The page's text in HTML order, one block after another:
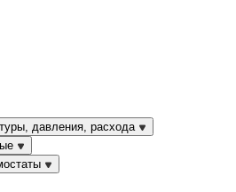
давления, расхода